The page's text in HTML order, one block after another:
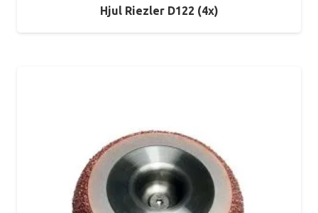
Hjul Riezler D122 (4x)